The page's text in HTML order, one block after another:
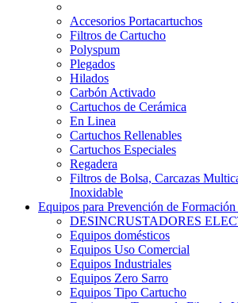
Accesorios Portacartuchos
Filtros de Cartucho
Polyspum
Plegados
Hilados
Carbón Activado
Cartuchos de Cerámica
En Linea
Cartuchos Rellenables
Cartuchos Especiales
Regadera
Filtros de Bolsa, Carcazas
Inoxidable
Equipos para Prevención de
DESINCRUSTADORES
Equipos domésticos
Equipos Uso Comercial
Equipos Industriales
Equipos Zero Sarro
Equipos Tipo Cartucho